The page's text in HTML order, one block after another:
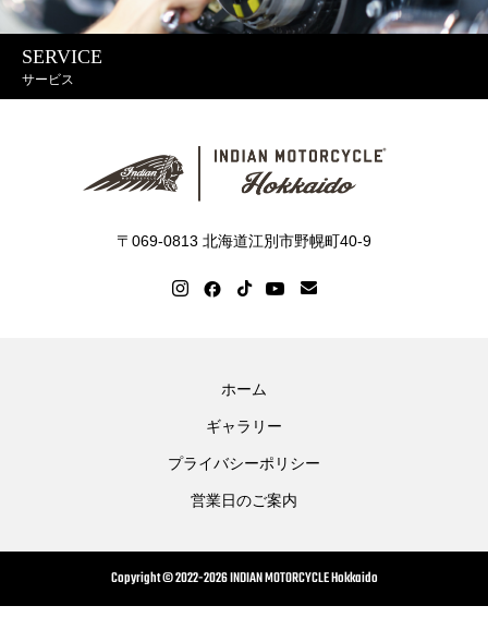
SERVICE
サービス
〒069-0813 北海道江別市野幌町40-9
ホーム
ギャラリー
プライバシーポリシー
営業日のご案内
Copyright © 2022-2026 INDIAN MOTORCYCLE Hokkaido